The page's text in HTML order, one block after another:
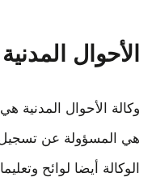
الأحوال المدنية
وكالة الأحوال المدنية
هي المسؤولة عن تسجيل
الوكالة أيضا لوائح